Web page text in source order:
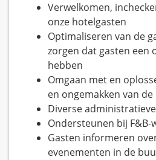
Verwelkomen,
onze hotelgasten
Optimaliseren van de
zorgen dat gasten een
hebben
Omgaan met en
en ongemakken van
Diverse
Ondersteunen bij F&B-
Gasten informeren
evenementen in de